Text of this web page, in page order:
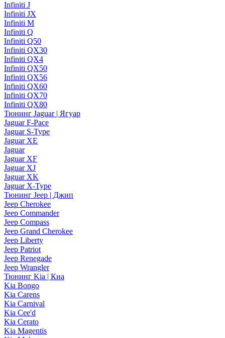
Infiniti J
Infiniti JX
Infiniti M
Infiniti Q
Infiniti Q50
Infiniti QX30
Infiniti QX4
Infiniti QX50
Infiniti QX56
Infiniti QX60
Infiniti QX70
Infiniti QX80
Тюнинг Jaguar | Ягуар
Jaguar F-Pace
Jaguar S-Type
Jaguar XE
Jaguar
Jaguar XF
Jaguar XJ
Jaguar XK
Jaguar X-Type
Тюнинг Jeep | Джип
Jeep Cherokee
Jeep Commander
Jeep Compass
Jeep Grand Cherokee
Jeep Liberty
Jeep Patriot
Jeep Renegade
Jeep Wrangler
Тюнинг Kia | Киа
Kia Bongo
Kia Carens
Kia Carnival
Kia Cee'd
Kia Cerato
Kia Magentis